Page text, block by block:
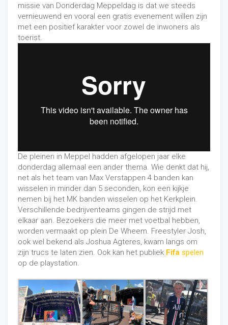
missie van Donderdag Meppeldag is dat we steeds
vernieuwend en vooral een gratis evenement willen zijn
met een positief karakter voor zowel de inwoners als
toerist.
De pleinen in Meppel hadden afgelopen jaar elke
donderdag allemaal een ander thema. Wie denkt dat hij,
net als het team van Max Verstappen 4 banden kan
wisselen in minder dan 5 seconden, kon een kijkje
nemen bij het MK banden wisselen op het Kerkplein.
Verschillende bedrijventeams gingen de strijd met
elkaar aan. Bezoekers die meer met voetbal hebben,
worden vermaakt op plein De Wheem. Freestyler Josh,
ook wel bekend als Joshua Agteres, kwam langs om
zijn trucs te laten zien. Ook kan het publiek Fifa spelen
op de playstation.